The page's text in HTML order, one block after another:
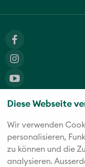
Diese Webseite
Wir verwenden
personalisieren,
zu können und die
analysieren.
Die fünf starken